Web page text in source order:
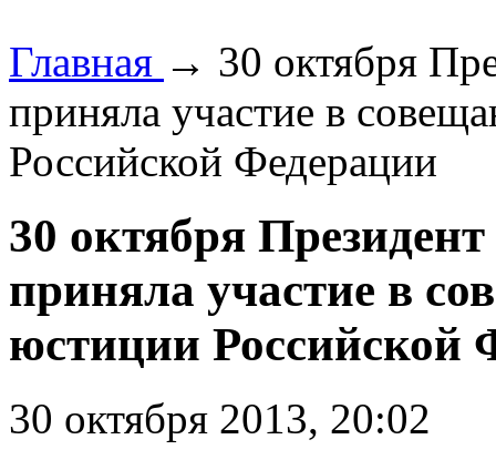
Главная → 30 октября
приняла участие в
Российской Федерации
30 октября
приняла участие в
юстиции Российской
30 октября 2013, 20:02